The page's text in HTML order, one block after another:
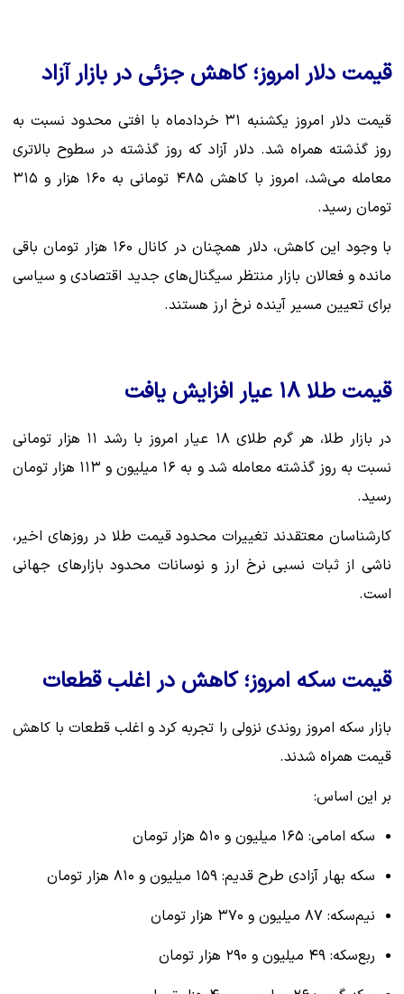
قیمت دلار امروز؛ کاهش جزئی در بازار آزاد
قیمت دلار امروز یکشنبه ۳۱ خردادماه با افتی محدود نسبت به
روز گذشته همراه شد. دلار آزاد که روز گذشته در سطوح بالاتری
معامله می‌شد، امروز با کاهش ۴۸۵ تومانی به ۱۶۰ هزار و ۳۱۵
تومان رسید.
با وجود این کاهش، دلار همچنان در کانال ۱۶۰ هزار تومان باقی
مانده و فعالان بازار منتظر سیگنال‌های جدید اقتصادی و سیاسی
برای تعیین مسیر آینده نرخ ارز هستند.
قیمت طلا ۱۸ عیار افزایش یافت
در بازار طلا، هر گرم طلای ۱۸ عیار امروز با رشد ۱۱ هزار تومانی
نسبت به روز گذشته معامله شد و به ۱۶ میلیون و ۱۱۳ هزار تومان
رسید.
کارشناسان معتقدند تغییرات محدود قیمت طلا در روزهای اخیر،
ناشی از ثبات نسبی نرخ ارز و نوسانات محدود بازارهای جهانی
است.
قیمت سکه امروز؛ کاهش در اغلب قطعات
بازار سکه امروز روندی نزولی را تجربه کرد و اغلب قطعات با کاهش
قیمت همراه شدند.
بر این اساس:
سکه امامی: ۱۶۵ میلیون و ۵۱۰ هزار تومان
سکه بهار آزادی طرح قدیم: ۱۵۹ میلیون و ۸۱۰ هزار تومان
نیم‌سکه: ۸۷ میلیون و ۳۷۰ هزار تومان
ربع‌سکه: ۴۹ میلیون و ۲۹۰ هزار تومان